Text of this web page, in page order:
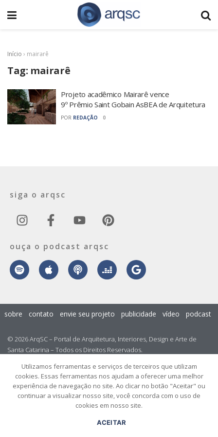
Início › mairarê
Tag: mairarê
Projeto acadêmico Mairarê vence
9º Prêmio Saint Gobain AsBEA de Arquitetura
POR REDAÇÃO 0
siga o arqsc
ouça o podcast arqsc
© 2026 ArqSC – Portal de Arquitetura, Interiores, Design e Arte de
Santa Catarina – Todos os Direitos Reservados.
sobre contato envie seu projeto publicidade vídeo podcast
Utilizamos ferramentas e serviços de terceiros que utilizam
cookies. Essas ferramentas nos ajudam a oferecer uma melhor
experiência de navegação no site. Ao clicar no botão "Aceitar" ou
continuar a visualizar nosso site, você concorda com o uso de
cookies em nosso site.
ACEITAR